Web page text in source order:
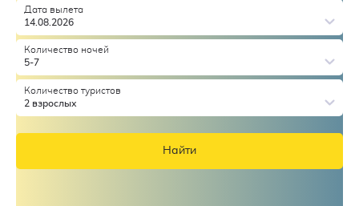
Дата вылета
14.08.2026
Количество ночей
5-7
Количество туристов
2 взрослых
Найти